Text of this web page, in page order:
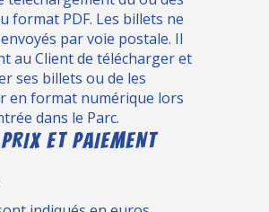
format PDF. Les billets ne
par voie postale. Il
au Client de télécharger et
ses billets ou de les
en format numérique lors
dans le Parc.
ET PAIEMENT